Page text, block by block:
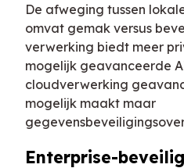
De afweging tussen
omvat gemak versus
verwerking biedt meer
mogelijk geavanceerde
cloudverwerking
mogelijk maakt maar
Enterprise-